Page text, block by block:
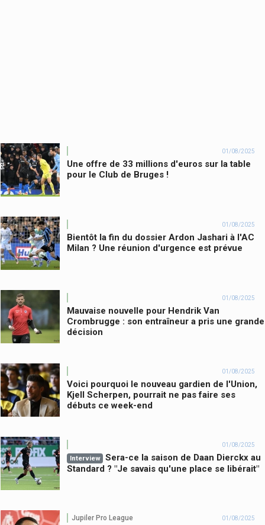
01/08/2025
Une offre de 33 millions d'euros sur la table
pour le Club de Bruges !
01/08/2025
Bientôt la fin du dossier Ardon Jashari à l'AC
Milan ? Une réunion d'urgence est prévue
01/08/2025
Mauvaise nouvelle pour Hendrik Van
Crombrugge : son entraîneur a pris une grande
décision
01/08/2025
Voici pourquoi le nouveau gardien de l'Union,
Kjell Scherpen, pourrait ne pas faire ses
débuts ce week-end
01/08/2025
Interview
Sera-ce la saison de Daan Dierckx au
Standard ? "Je savais qu'une place se libérait"
Jupiler Pro League 01/08/2025